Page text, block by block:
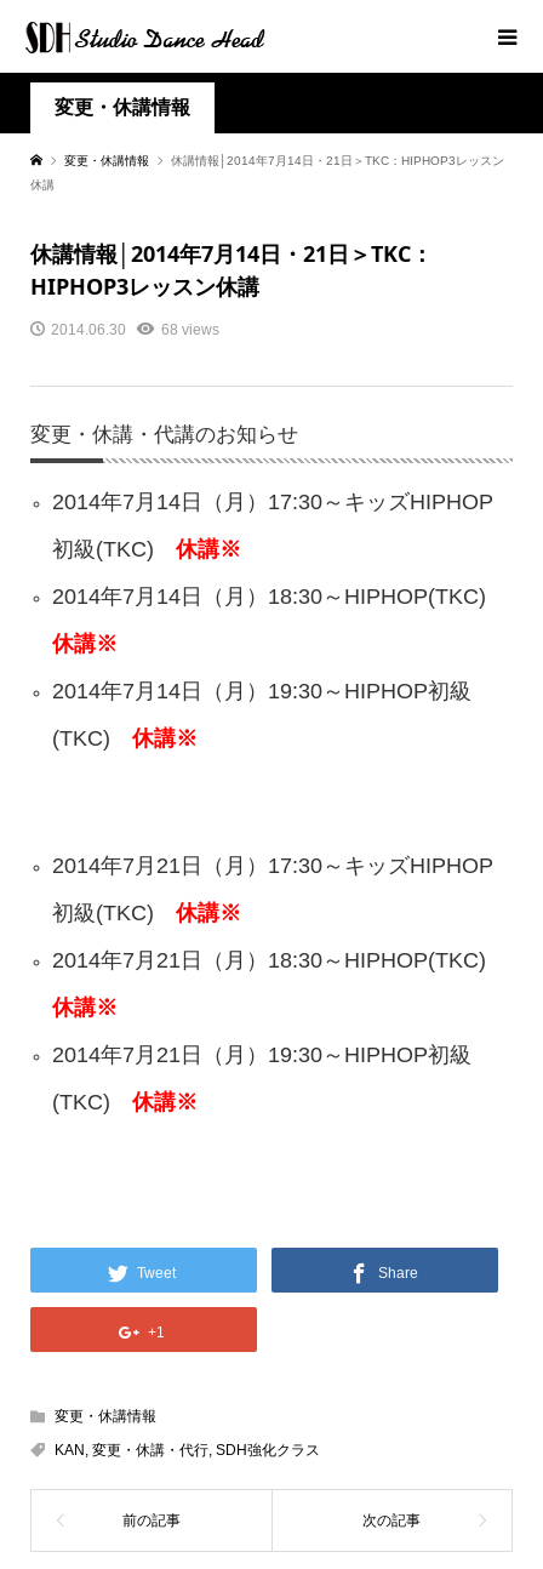
変更・休講情報
変更・休講情報
休講情報│2014年7月14日・21日＞TKC：HIPHOP3レッスン
休講
休講情報│2014年7月14日・21日＞TKC：
HIPHOP3レッスン休講
2014.06.30 68 views
変更・休講・代講のお知らせ
2014年7月14日（月）17:30～キッズHIPHOP
初級(TKC)休講※
2014年7月14日（月）18:30～HIPHOP(TKC)
休講※
2014年7月14日（月）19:30～HIPHOP初級
(TKC)休講※
2014年7月21日（月）17:30～キッズHIPHOP
初級(TKC)休講※
2014年7月21日（月）18:30～HIPHOP(TKC)
休講※
2014年7月21日（月）19:30～HIPHOP初級
(TKC)休講※
Tweet Share
+1
変更・休講情報
KAN , 変更・休講・代行, SDH強化クラス